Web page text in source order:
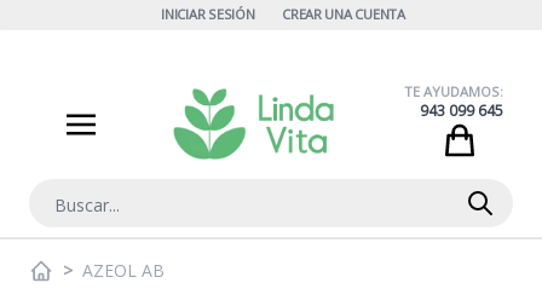
INICIAR SESIÓN CREAR UNA CUENTA
Buscar
TE AYUDAMOS:
943 099 645
> AZEOL AB